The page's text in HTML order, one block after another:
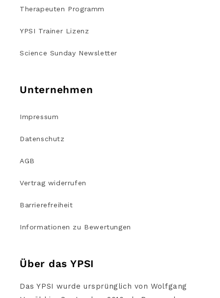
Therapeuten Programm
YPSI Trainer Lizenz
Science Sunday Newsletter
Unternehmen
Impressum
Datenschutz
AGB
Vertrag widerrufen
Barrierefreiheit
Informationen zu Bewertungen
Über das YPSI
Das YPSI wurde ursprünglich von Wolfgang